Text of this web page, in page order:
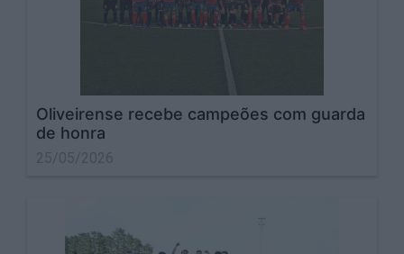
Oliveirense recebe campeões com guarda
de honra